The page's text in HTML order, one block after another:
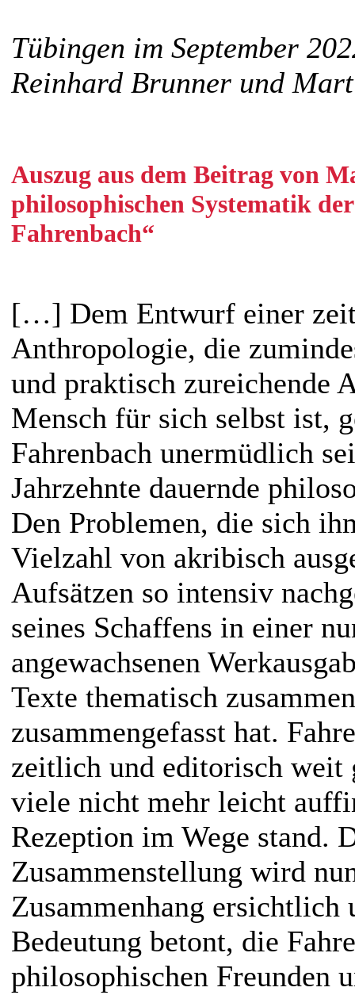
Tübingen im September
Reinhard Brunner und
Auszug aus dem Beitrag von
philosophischen Systematik
Fahrenbach“
[…] Dem Entwurf einer
Anthropologie, die
und praktisch zureichende
Mensch für sich selbst ist,
Fahrenbach unermüdlich
Jahrzehnte dauernde
Den Problemen, die sich
Vielzahl von akribisch
Aufsätzen so intensiv
seines Schaffens in einer
angewachsenen
Texte thematisch
zusammengefasst hat.
zeitlich und editorisch weit
viele nicht mehr leicht
Rezeption im Wege stand.
Zusammenstellung wird
Zusammenhang ersichtlich
Bedeutung betont, die
philosophischen Freunden